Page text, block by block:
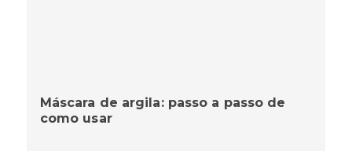
Máscara de argila: passo a passo de
como usar